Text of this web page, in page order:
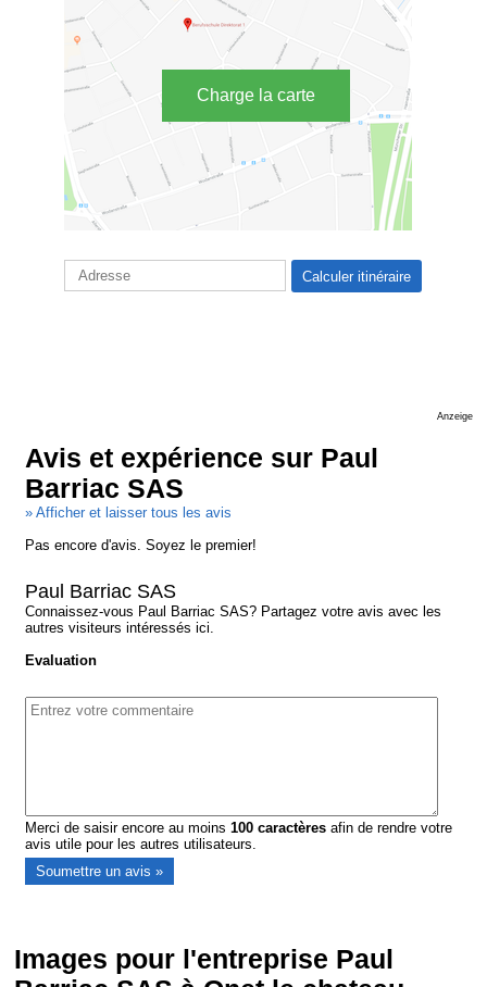
Charge la carte
Anzeige
Avis et expérience sur Paul
Barriac SAS
» Afficher et laisser tous les avis
Pas encore d'avis. Soyez le premier!
Paul Barriac SAS
Connaissez-vous Paul Barriac SAS? Partagez votre avis avec les
autres visiteurs intéressés ici.
Evaluation
Merci de saisir encore au moins100 caractères afin de rendre votre
avis utile pour les autres utilisateurs.
Images pour l'entreprise Paul